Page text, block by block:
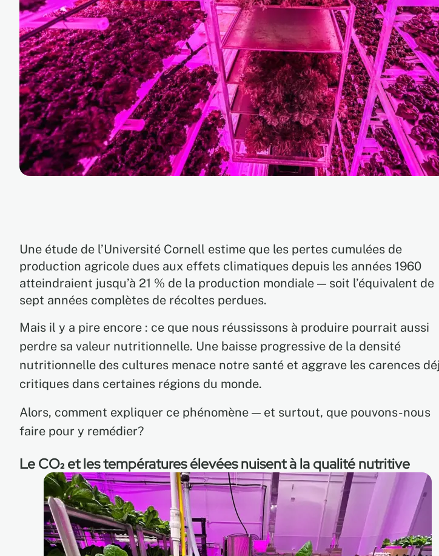
Une étude de l’Université Cornell estime que les pertes cumulées de
production agricole dues aux effets climatiques depuis les années 1960
atteindraient jusqu’à 21 % de la production mondiale — soit l’équivalent de
sept années complètes de récoltes perdues.
Mais il y a pire encore : ce que nous réussissons à produire pourrait aussi
perdre sa valeur nutritionnelle. Une baisse progressive de la densité
nutritionnelle des cultures menace notre santé et aggrave les carences
critiques dans certaines régions du monde.
Alors, comment expliquer ce phénomène — et surtout, que pouvons-nous
faire pour y remédier?
Le CO₂ et les températures élevées nuisent à la qualité nutritive